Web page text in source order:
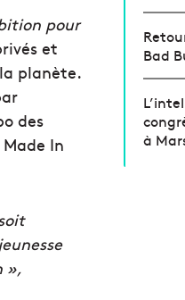
pour
et
planète.
des
In
»,
Bad
à